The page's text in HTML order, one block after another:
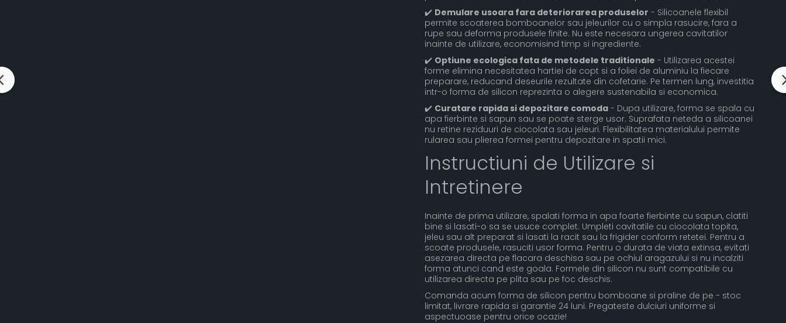
✔️ Demulare usoara fara deteriorarea produselor - Silicoanele flexibil
permite scoaterea bomboanelor sau jeleurilor cu o simpla rasucire, fara a
rupe sau deforma produsele finite. Nu este necesara ungerea cavitatilor
inainte de utilizare, economisind timp si ingrediente.
✔️ Optiune ecologica fata de metodele traditionale - Utilizarea acestei
forme elimina necesitatea hartiei de copt si a foliei de aluminiu la fiecare
preparare, reducand deseurile rezultate din cofetarie. Pe termen lung, investitia
intr-o forma de silicon reprezinta o alegere sustenabila si economica.
✔️ Curatare rapida si depozitare comoda- Dupa utilizare, forma se spala cu
apa fierbinte si sapun sau se poate sterge usor. Suprafata neteda a silicoanei
nu retine reziduuri de ciocolata sau jeleuri. Flexibilitatea materialului permite
rularea sau plierea formei pentru depozitare in spatii mici.
Instructiuni de Utilizare si
Intretinere
Inainte de prima utilizare, spalati forma in apa foarte fierbinte cu sapun, clatiti
bine si lasati-o sa se usuce complet. Umpleti cavitatile cu ciocolata topita,
jeleu sau alt preparat si lasati la racit sau la frigider conform retetei. Pentru a
scoate produsele, rasuciti usor forma. Pentru o durata de viata extinsa, evitati
asezarea directa pe flacara deschisa sau pe ochiul aragazului si nu incalziti
forma atunci cand este goala. Formele din silicon nu sunt compatibile cu
utilizarea directa pe plita sau pe foc deschis.
Comanda acum forma de silicon pentru bomboane si praline de pe - stoc
limitat, livrare rapida si garantie 24 luni. Pregateste dulciuri uniforme si
aspectuoase pentru orice ocazie!